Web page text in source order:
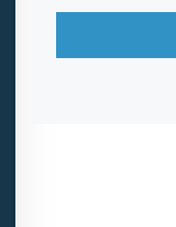
offrant des
en sollicite la
demander la